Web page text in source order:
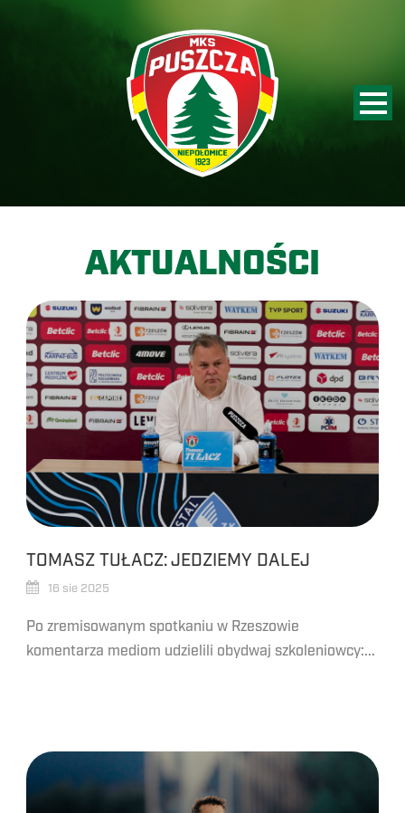
AKTUALNOŚCI
TOMASZ TUŁACZ: JEDZIEMY DALEJ
16 sie 2025
Po zremisowanym spotkaniu w Rzeszowie
komentarza mediom udzielili obydwaj szkoleniowcy:...